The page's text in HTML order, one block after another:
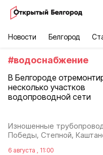
Новости Белгород
#водоснабжение
В Белгороде
несколько участков
водопроводной сети
Изношенные
Победы, Степной,
6 августа , 11:00